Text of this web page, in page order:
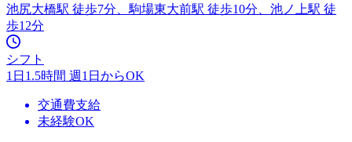
池尻大橋駅 徒歩7分、駒場東大前駅 徒歩10分、池ノ上駅 徒
歩12分
シフト
1日1.5時間 週1日からOK
交通費支給
未経験OK